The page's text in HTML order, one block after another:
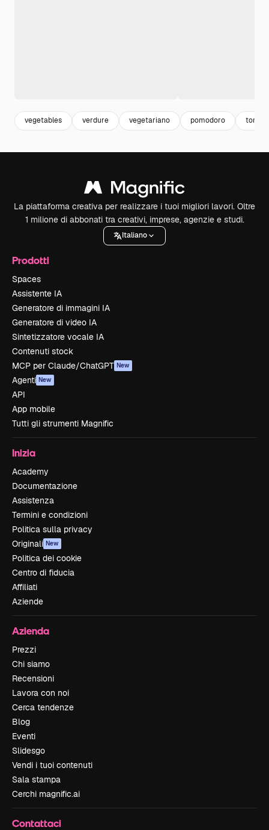
vegetables verdure vegetariano pomodoro
La piattaforma creativa per realizzare i tuoi migliori lavori. Oltre
1 milione di abbonati tra creativi, imprese, agenzie e studi.
Italiano
Prodotti
Spaces
Assistente IA
Generatore di immagini IA
Generatore di video IA
Sintetizzatore vocale IA
Contenuti stock
MCP per Claude/ChatGPT New
Agenti New
API
App mobile
Tutti gli strumenti Magnific
Inizia
Academy
Documentazione
Assistenza
Termini e condizioni
Politica sulla privacy
Originali New
Politica dei cookie
Centro di fiducia
Affiliati
Aziende
Azienda
Prezzi
Chi siamo
Recensioni
Lavora con noi
Cerca tendenze
Blog
Eventi
Slidesgo
Vendi i tuoi contenuti
Sala stampa
Cerchi magnific.ai
Contattaci